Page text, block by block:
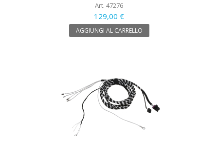
Art. 47276
129,00 €
AGGIUNGI AL CARRELLO